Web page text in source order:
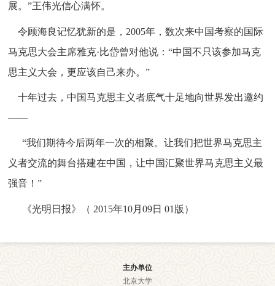
展。”王伟光信心满怀。
令顾海良记忆犹新的是，2005年，数次来中国考察的国际
马克思大会主席雅克·比岱曾对他说：“中国不只该参加马克
思主义大会，更应该自己来办。”
十年过去，中国马克思主义者底气十足地向世界发出邀约
——
“我们期待今后两年一次的相聚。让我们把世界马克思主
义者交流的舞台搭建在中国，让中国汇聚世界马克思主义最
强音！”
《光明日报》（ 2015年10月09日 01版）
主办单位
北京大学